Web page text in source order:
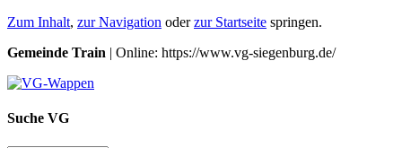
Zum Inhalt, zur Navigation oderzur Startseite springen.
Gemeinde Train | Online: https://www.vg-siegenburg.de/
Suche VG